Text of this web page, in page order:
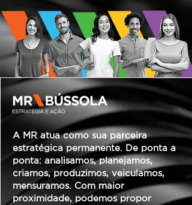
A MR atua como sua parceira
estratégica permanente. De ponta a
ponta: analisamos, planejamos,
criamos, produzimos, veiculamos,
mensuramos. Com maior
proximidade, podemos propor